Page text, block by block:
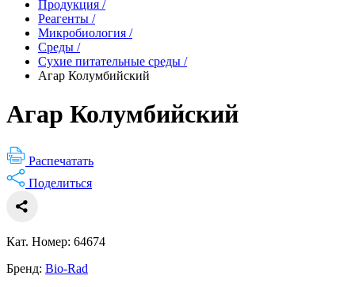
Продукция /
Реагенты /
Микробиология /
Среды /
Сухие питательные среды /
Агар Колумбийский
Агар Колумбийский
Распечатать
Поделиться
Кат. Номер: 64674
Бренд: Bio-Rad